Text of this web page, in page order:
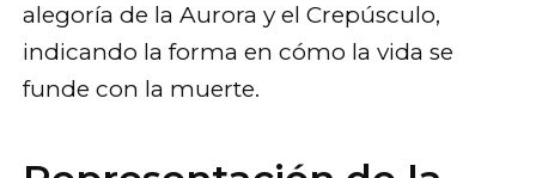
alegoría de la Aurora y el Crepúsculo,
indicando la forma en cómo la vida se
funde con la muerte.